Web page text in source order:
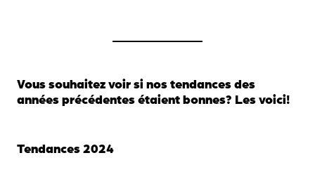
Vous souhaitez voir si nos tendances des
années précédentes étaient bonnes? Les voici!
Tendances 2024